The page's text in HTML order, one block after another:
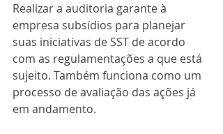
Realizar a auditoria garante à
empresa subsídios para planejar
suas iniciativas de SST de acordo
com as regulamentações a que está
sujeito. Também funciona como um
processo de avaliação das ações já
em andamento.